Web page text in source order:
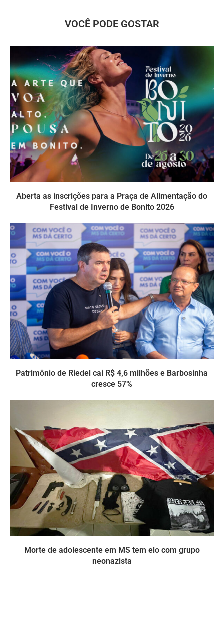
VOCÊ PODE GOSTAR
Aberta as inscrições para a Praça de Alimentação do
Festival de Inverno de Bonito 2026
Patrimônio de Riedel cai R$ 4,6 milhões e Barbosinha
cresce 57%
Morte de adolescente em MS tem elo com grupo
neonazista